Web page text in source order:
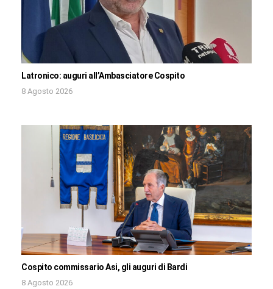
Latronico: auguri all’Ambasciatore Cospito
8 Agosto 2026
Cospito commissario Asi, gli auguri di Bardi
8 Agosto 2026